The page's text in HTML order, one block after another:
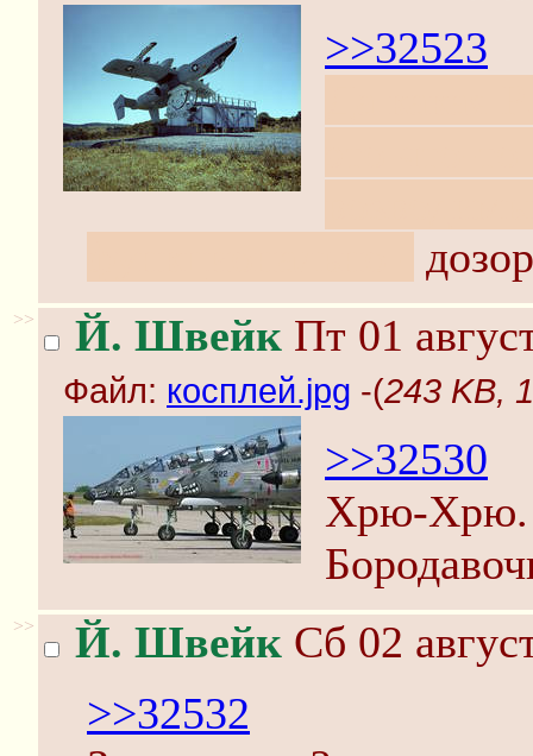
>>32523
>> Й. Швейк Пт 01
Файл: косплей.jpg -(243 KB,
>>32530
Хрю-Хрю.
>> Й. Швейк Сб 02
>>32532